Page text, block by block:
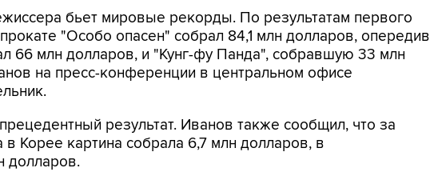
бьет мировые рекорды. По результатам первого
"Особо опасен" собрал 84,1 млн долларов, опередив
66 млн долларов, и "Кунг-фу Панда", собравшую 33 млн
на пресс-конференции в центральном офисе
результат. Иванов также сообщил, что за
в Корее картина собрала 6,7 млн долларов, в
долларов.